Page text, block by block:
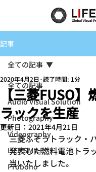
記事
全ての記事
Audio Visual Solution
Photography
Videography
LIFE SMILE
Probono
全ての記事
【三菱FUSO
ラックを生産
2020年4月2日 読了時間: 1分
更新日： 2021年4月21日
三菱ふそうトラック・
発表した燃料電池トラ
当いたしました。